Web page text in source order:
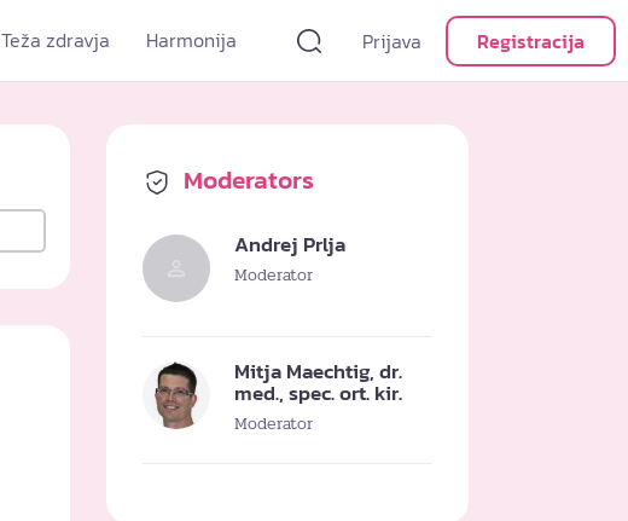
Teža zdravja Harmonija Prijava Registracija
Moderators
Andrej Prlja
Moderator
Mitja Maechtig, dr.
med., spec. ort. kir.
Moderator